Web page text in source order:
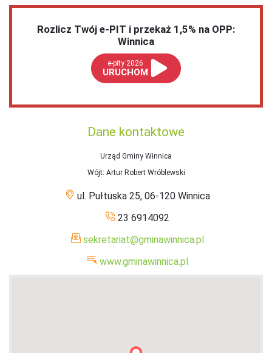
Rozlicz Twój e-PIT i przekaż 1,5% na OPP:
Winnica
e-pity 2026
URUCHOM
Dane kontaktowe
Urząd Gminy Winnica
Wójt: Artur Robert Wróblewski
ul. Pułtuska 25, 06-120 Winnica
23 6914092
sekretariat@gminawinnica.pl
www.gminawinnica.pl